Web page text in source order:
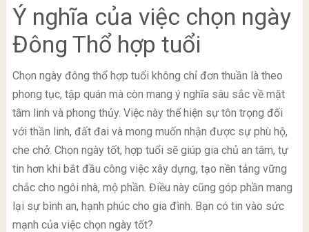
Ý nghĩa của việc chọn ngày
Đông Thổ hợp tuổi
Chọn ngày đông thổ hợp tuổi không chỉ đơn thuần là theo
phong tục, tập quán mà còn mang ý nghĩa sâu sắc về mặt
tâm linh và phong thủy. Việc này thể hiện sự tôn trọng đối
với thần linh, đất đai và mong muốn nhận được sự phù hộ,
che chở. Chọn ngày tốt, hợp tuổi sẽ giúp gia chủ an tâm, tự
tin hơn khi bắt đầu công việc xây dựng, tạo nền tảng vững
chắc cho ngôi nhà, mộ phần. Điều này cũng góp phần mang
lại sự bình an, hạnh phúc cho gia đình. Bạn có tin vào sức
mạnh của việc chọn ngày tốt?